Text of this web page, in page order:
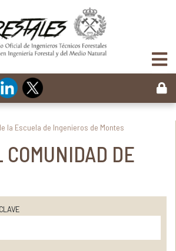
la Escuela de Ingenieros de Montes
COMUNIDAD DE